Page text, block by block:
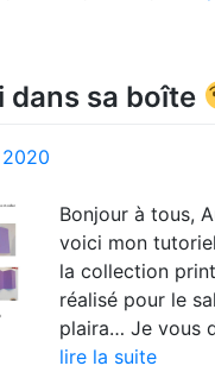
dans sa boîte
Bonjour à tous,
voici mon
la collection
réalisé pour le
plaira… Je vous
lire la suite